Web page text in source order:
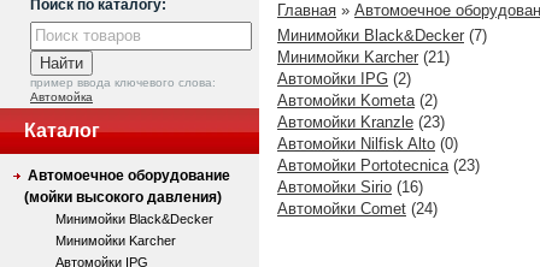
Поиск по каталогу:
пример ввода ключевого слова:
Автомойка
Каталог
Автомоечное оборудование
(мойки высокого давления)
Минимойки Black&Decker
Минимойки Karcher
Автомойки IPG
Главная » Автомоечное
Минимойки Black&Decker (7)
Минимойки Karcher (21)
Автомойки IPG (2)
Автомойки Kometa(2)
Автомойки Kranzle (23)
Автомойки Nilfisk Alto (0)
Автомойки Portotecnica(23)
Автомойки Sirio (16)
Автомойки Comet (24)